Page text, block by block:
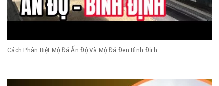
Cách Phân Biệt Mộ Đá Ấn Độ Và Mộ Đá Đen Bình Định